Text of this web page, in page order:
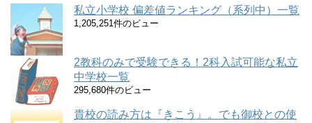
私立小学校 偏差値ランキング（系列中）一覧
1,205,251件のビュー
2教科のみで受験できる！2科入試可能な私立
中学校一覧
295,680件のビュー
貴校の読み方は『きこう』。でも御校との使